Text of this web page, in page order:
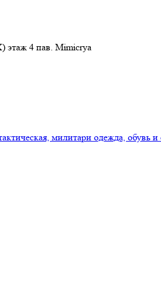
этаж 4 пав. Mimicrya